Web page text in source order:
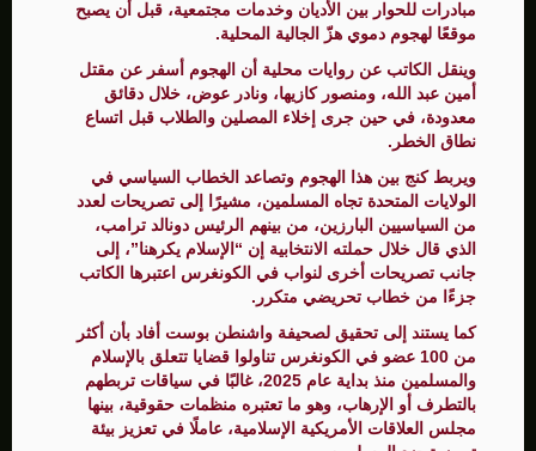
مبادرات للحوار بين الأديان وخدمات مجتمعية، قبل أن يصبح
موقعًا لهجوم دموي هزّ الجالية المحلية.
وينقل الكاتب عن روايات محلية أن الهجوم أسفر عن مقتل
أمين عبد الله، ومنصور كازيها، ونادر عوض، خلال دقائق
معدودة، في حين جرى إخلاء المصلين والطلاب قبل اتساع
نطاق الخطر.
ويربط كنج بين هذا الهجوم وتصاعد الخطاب السياسي في
الولايات المتحدة تجاه المسلمين، مشيرًا إلى تصريحات لعدد
من السياسيين البارزين، من بينهم الرئيس دونالد ترامب،
الذي قال خلال حملته الانتخابية إن “الإسلام يكرهنا”، إلى
جانب تصريحات أخرى لنواب في الكونغرس اعتبرها الكاتب
جزءًا من خطاب تحريضي متكرر.
كما يستند إلى تحقيق لصحيفة واشنطن بوست أفاد بأن أكثر
من 100 عضو في الكونغرس تناولوا قضايا تتعلق بالإسلام
والمسلمين منذ بداية عام 2025، غالبًا في سياقات تربطهم
بالتطرف أو الإرهاب، وهو ما تعتبره منظمات حقوقية، بينها
مجلس العلاقات الأمريكية الإسلامية، عاملًا في تعزيز بيئة